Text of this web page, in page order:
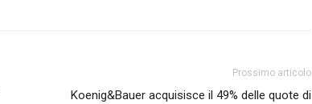
Prossimo articolo
Koenig&Bauer acquisisce il 49% delle quote di